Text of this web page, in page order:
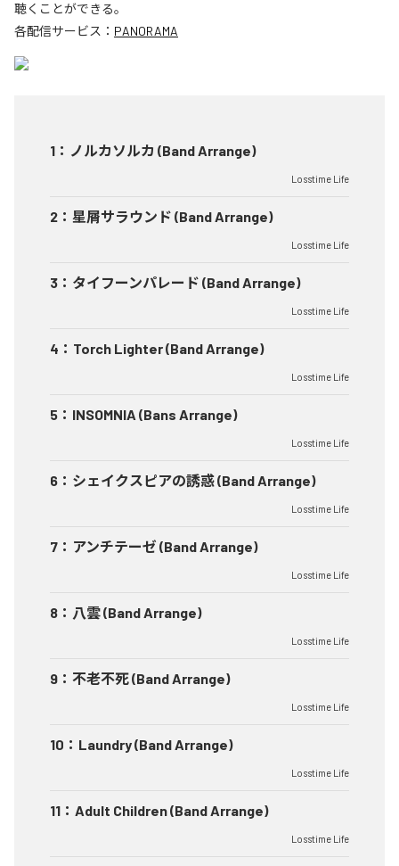
聴くことができる。
各配信サービス： PANORAMA
1 ： ノルカソルカ (Band Arrange)
Losstime Life
2 ： 星屑サラウンド (Band Arrange)
Losstime Life
3 ： タイフーンパレード (Band Arrange)
Losstime Life
4 ： Torch Lighter (Band Arrange)
Losstime Life
5 ： INSOMNIA (Bans Arrange)
Losstime Life
6 ： シェイクスピアの誘惑 (Band Arrange)
Losstime Life
7 ： アンチテーゼ (Band Arrange)
Losstime Life
8 ： 八雲 (Band Arrange)
Losstime Life
9 ： 不老不死 (Band Arrange)
Losstime Life
10 ： Laundry (Band Arrange)
Losstime Life
11 ： Adult Children (Band Arrange)
Losstime Life